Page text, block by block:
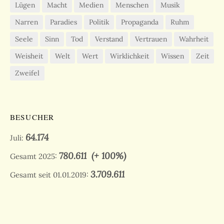
Lügen Macht Medien Menschen
Musik
Narren
Paradies Politik Propaganda
Ruhm
Seele
Sinn Tod Verstand Vertrauen
Wahrheit
Weisheit
Welt Wert Wirklichkeit Wissen
Zeit
Zweifel
BESUCHER
Juli: 64.174
Gesamt 2025: 780.611(+ 100%)
Gesamt seit 01.01.2019: 3.709.611